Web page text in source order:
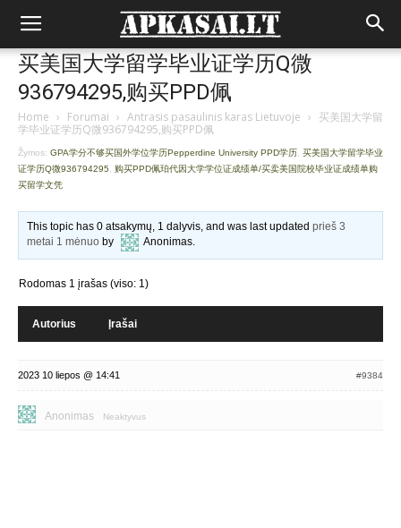
买美国大学留学毕业证学历Q微
936794295,购买PPD佩
Home › Forumai › Antrasis pasaulinis karas Lietuvoje › 买美国大学留
学毕业证学历Q微936794295,购买PPD佩
Žymos: GPA学分不够买国外学位学历Pepperdine University PPD学历 买美国大学留学毕业
证学历Q微936794295
购买PPD佩珀代因大学学位证成绩单/买卖美国院校毕业证成绩单购
买留学文凭
This topic has 0 atsakymų, 1 dalyvis, and was last updatedprieš 3
metai 1 mėnuo by Anonimas.
Rodomas 1 įrašas (viso: 1)
Autorius Įrašai
2023 10 liepos @ 14:41 #9384
Anonimas Neaktyvus